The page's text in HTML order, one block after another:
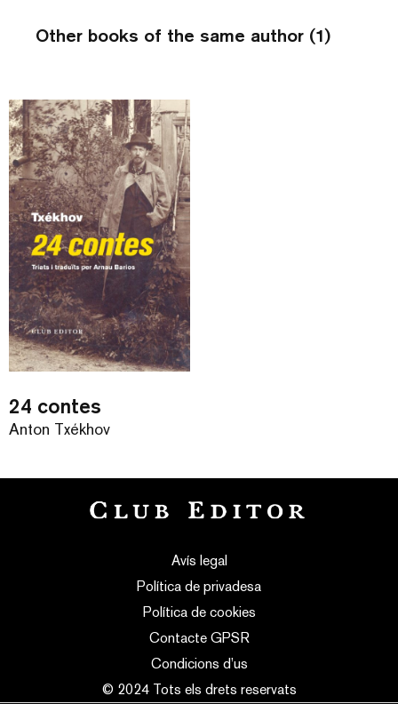
Other books of the same author (1)
24 contes
Anton Txékhov
Avís legal
Política de privadesa
Política de cookies
Contacte GPSR
Condicions d’us
© 2024 Tots els drets reservats